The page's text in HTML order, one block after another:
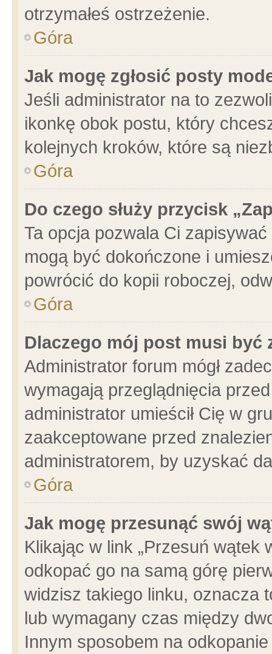
otrzymałeś ostrzeżenie.
Góra
Jak mogę zgłosić posty
Jeśli administrator na to
ikonkę obok postu, który
kolejnych kroków, które są
Góra
Do czego służy przycisk
Ta opcja pozwala Ci
mogą być dokończone i
powrócić do kopii roboczej,
Góra
Dlaczego mój post musi być
Administrator forum mógł
wymagają przeglądnięcia
administrator umieścił Cię w
zaakceptowane przed
administratorem, by uzyskać
Góra
Jak mogę przesunąć swój
Klikając w link „Przesuń wątek
odkopać go na samą górę
widzisz takiego linku, oznacza
lub wymagany czas między
Innym sposobem na